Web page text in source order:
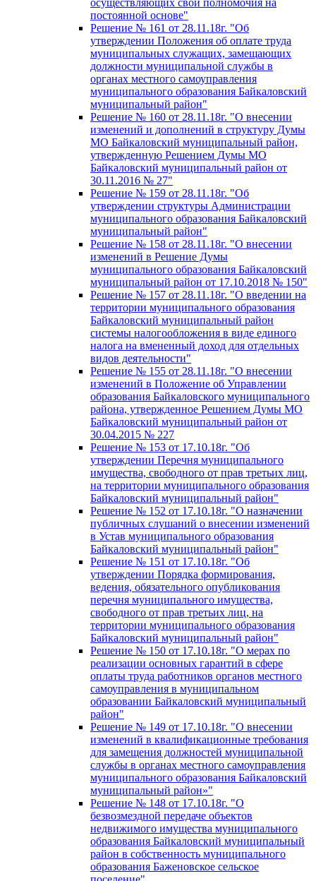
осуществляющих свои полномочия на
постоянной основе"
Решение № 161 от 28.11.18г. "Об
утверждении Положения об оплате труда
муниципальных служащих, замещающих
должности муниципальной службы в
органах местного самоуправления
муниципального образования Байкаловский
муниципальный район"
Решение № 160 от 28.11.18г. "О внесении
изменений и дополнений в структуру Думы
МО Байкаловский муниципальный район,
утвержденную Решением Думы МО
Байкаловский муниципальный район от
30.11.2016 № 27"
Решение № 159 от 28.11.18г. "Об
утверждении структуры Администрации
муниципального образования Байкаловский
муниципальный район"
Решение № 158 от 28.11.18г. "О внесении
изменений в Решение Думы
муниципального образования Байкаловский
муниципальный район от 17.10.2018 № 150"
Решение № 157 от 28.11.18г. "О введении на
территории муниципального образования
Байкаловский муниципальный район
системы налогообложения в виде единого
налога на вмененный доход для отдельных
видов деятельности"
Решение № 155 от 28.11.18г. "О внесении
изменений в Положение об Управлении
образования Байкаловского муниципального
района, утвержденное Решением Думы МО
Байкаловский муниципальный район от
30.04.2015 № 227
Решение № 153 от 17.10.18г. "Об
утверждении Перечня муниципального
имущества, свободного от прав третьих лиц,
на территории муниципального образования
Байкаловский муниципальный район"
Решение № 152 от 17.10.18г. "О назначении
публичных слушаний о внесении изменений
в Устав муниципального образования
Байкаловский муниципальный район"
Решение № 151 от 17.10.18г. "Об
утверждении Порядка формирования,
ведения, обязательного опубликования
перечня муниципального имущества,
свободного от прав третьих лиц, на
территории муниципального образования
Байкаловский муниципальный район"
Решение № 150 от 17.10.18г. "О мерах по
реализации основных гарантий в сфере
оплаты труда работников органов местного
самоуправления в муниципальном
образовании Байкаловский муниципальный
район"
Решение № 149 от 17.10.18г. "О внесении
изменений в квалификационные требования
для замещения должностей муниципальной
службы в органах местного самоуправления
муниципального образования Байкаловский
муниципальный район»"
Решение № 148 от 17.10.18г. "О
безвозмездной передаче объектов
недвижимого имущества муниципального
образования Байкаловский муниципальный
район в собственность муниципального
образования Баженовское сельское